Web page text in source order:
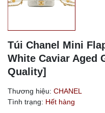
Túi Chanel Mini
White Caviar Aged
Quality]
Thương hiệu: CHANEL
Tình trạng: Hết hàng